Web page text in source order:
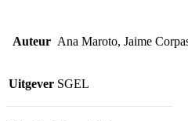
Auteur Ana Maroto, Jaime
Uitgever SGEL